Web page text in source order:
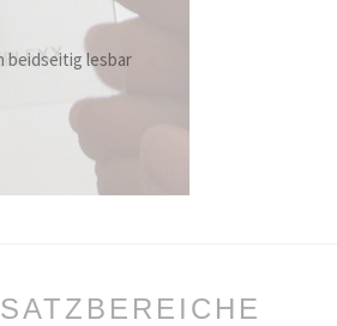
beidseitig lesbar